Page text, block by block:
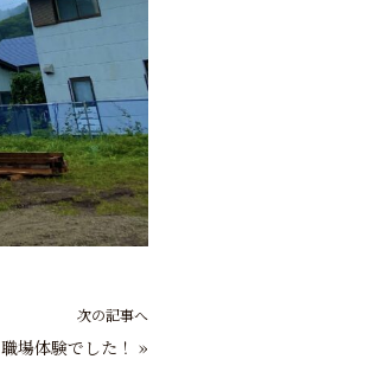
次の記事へ
職場体験でした！ »